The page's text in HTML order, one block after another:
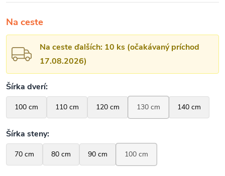
Na ceste
Na ceste ďalších: 10 ks (očakávaný príchod
17.08.2026)